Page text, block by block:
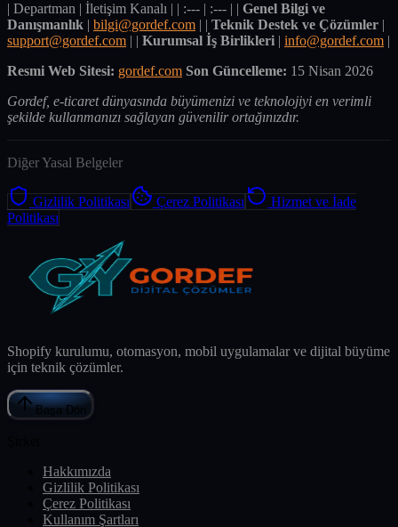
| Departman | İletişim Kanalı | | :--- | :--- | | Genel Bilgi ve
Danışmanlık | bilgi@gordef.com | | Teknik Destek ve Çözümler |
support@gordef.com | | Kurumsal İş Birlikleri | info@gordef.com |
Resmi Web Sitesi: gordef.com Son Güncelleme: 15 Nisan 2026
Gordef, e-ticaret dünyasında büyümenizi ve teknolojiyi en verimli
şekilde kullanmanızı sağlayan güvenilir ortağınızdır.
Diğer Yasal Belgeler
Gizlilik Politikası Çerez Politikası
Hizmet ve İade
Politikası
Shopify kurulumu, otomasyon, mobil uygulamalar ve dijital büyüme
için teknik çözümler.
Başa Dön
Hakkımızda
Gizlilik Politikası
Çerez Politikası
Kullanım Şartları